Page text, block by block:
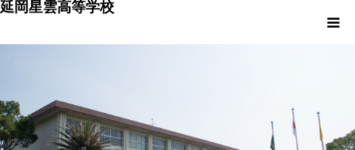
延岡星雲高等学校
学校概要